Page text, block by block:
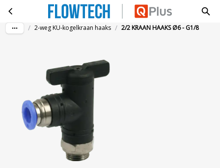
Ga naar hoofdinhoud2/2 KRAAN HAAKS Ø6 - G1/8
/ 2-weg KU-kogelkraan haaks / 2/2 KRAAN HAAKS Ø6 - G1/8